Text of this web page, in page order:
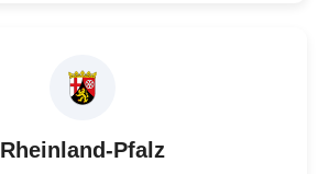
Rheinland-Pfalz